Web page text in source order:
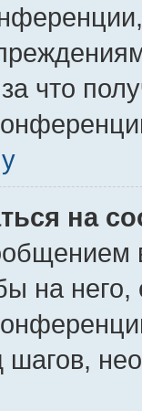
что
на
на
шагов,